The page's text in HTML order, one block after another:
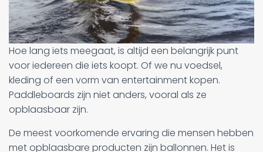
Hoe lang iets meegaat, is altijd een belangrijk punt
voor iedereen die iets koopt. Of we nu voedsel,
kleding of een vorm van entertainment kopen.
Paddleboards zijn niet anders, vooral als ze
opblaasbaar zijn.
De meest voorkomende ervaring die mensen hebben
met opblaasbare producten zijn ballonnen. Het is